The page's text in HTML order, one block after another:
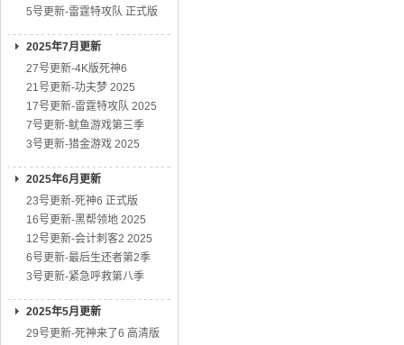
5号更新-雷霆特攻队 正式版
2025年7月更新
27号更新-4K版死神6
21号更新-功夫梦 2025
17号更新-雷霆特攻队 2025
7号更新-鱿鱼游戏第三季
3号更新-猎金游戏 2025
2025年6月更新
23号更新-死神6 正式版
16号更新-黑帮领地 2025
12号更新-会计刺客2 2025
6号更新-最后生还者第2季
3号更新-紧急呼救第八季
2025年5月更新
29号更新-死神来了6 高清版